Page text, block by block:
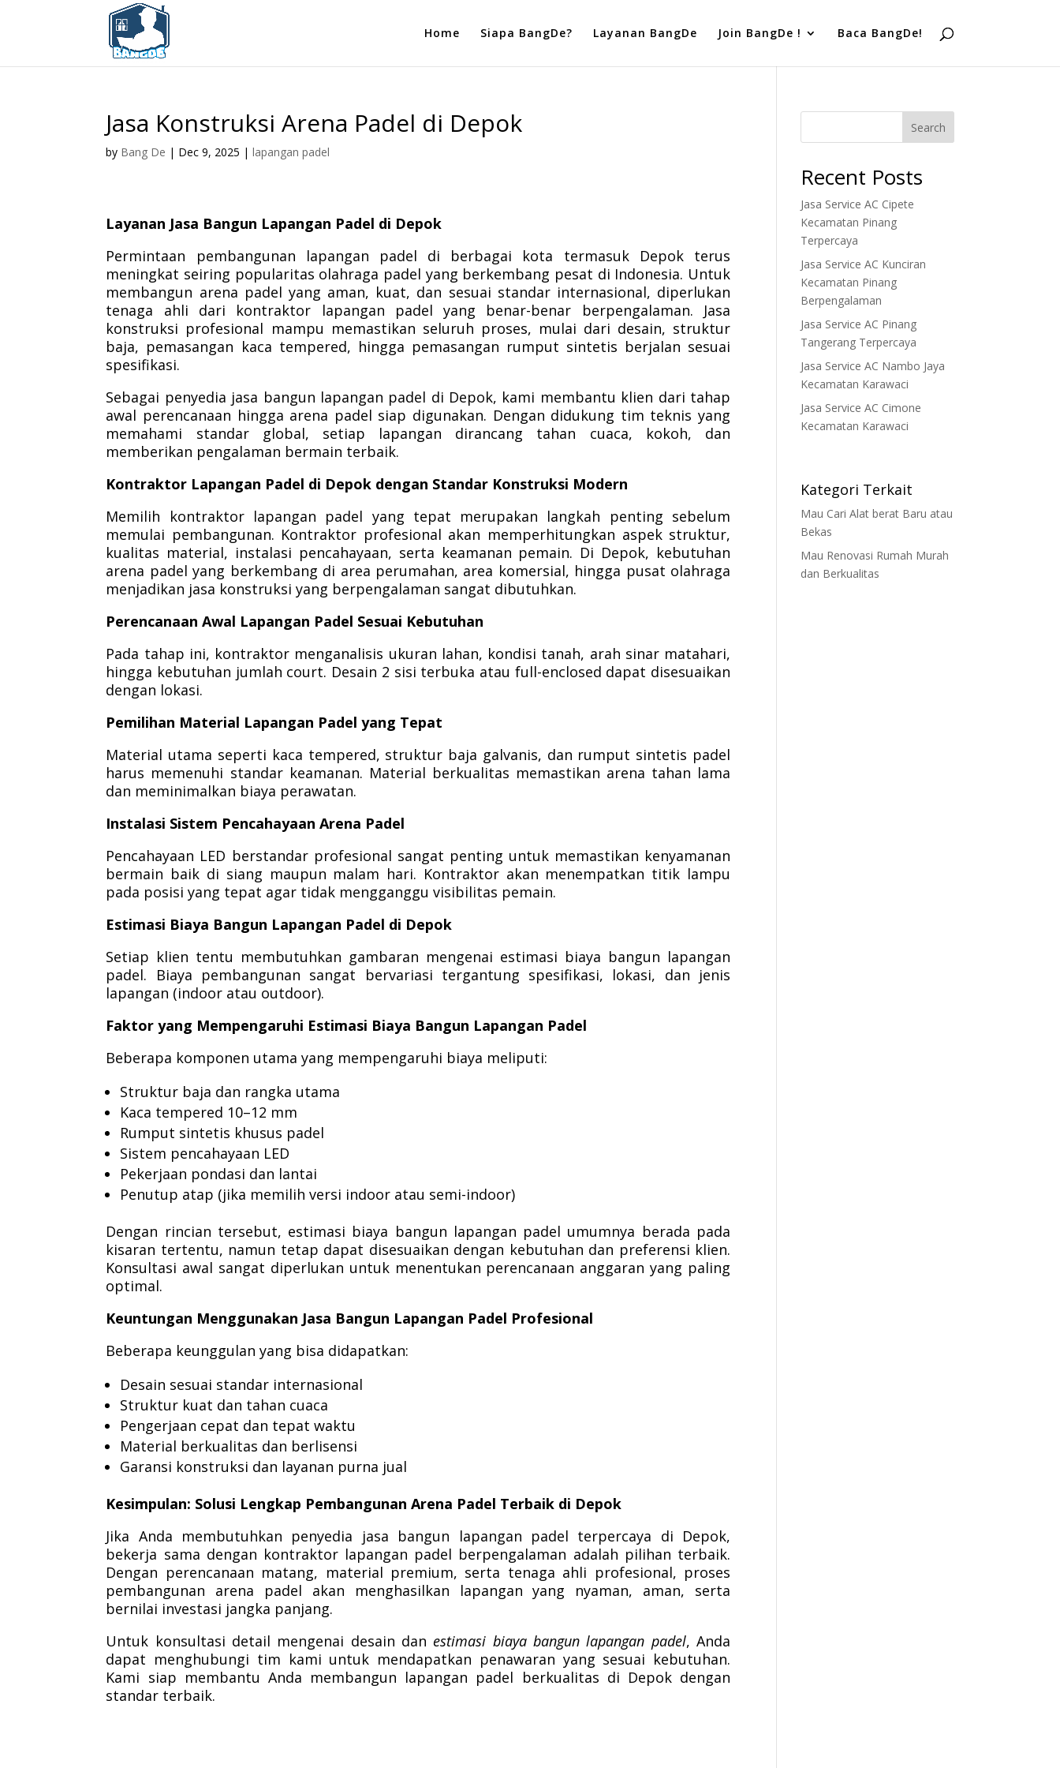
Home Siapa BangDe? Layanan BangDe Join BangDe ! Baca BangDe!
Jasa Konstruksi Arena Padel di Depok
by Bang De | Dec 9, 2025 |lapangan padel
Layanan Jasa Bangun Lapangan Padel di Depok
Permintaan pembangunan lapangan padel di berbagai kota termasuk Depok terus
meningkat seiring popularitas olahraga padel yang berkembang pesat di Indonesia. Untuk
membangun arena padel yang aman, kuat, dan sesuai standar internasional, diperlukan
tenaga ahli dari kontraktor lapangan padel yang benar-benar berpengalaman. Jasa
konstruksi profesional mampu memastikan seluruh proses, mulai dari desain, struktur
baja, pemasangan kaca tempered, hingga pemasangan rumput sintetis berjalan sesuai
spesifikasi.
Sebagai penyedia jasa bangun lapangan padel di Depok, kami membantu klien dari tahap
awal perencanaan hingga arena padel siap digunakan. Dengan didukung tim teknis yang
memahami standar global, setiap lapangan dirancang tahan cuaca, kokoh, dan
memberikan pengalaman bermain terbaik.
Kontraktor Lapangan Padel di Depok dengan Standar Konstruksi Modern
Memilih kontraktor lapangan padel yang tepat merupakan langkah penting sebelum
memulai pembangunan. Kontraktor profesional akan memperhitungkan aspek struktur,
kualitas material, instalasi pencahayaan, serta keamanan pemain. Di Depok, kebutuhan
arena padel yang berkembang di area perumahan, area komersial, hingga pusat olahraga
menjadikan jasa konstruksi yang berpengalaman sangat dibutuhkan.
Perencanaan Awal Lapangan Padel Sesuai Kebutuhan
Pada tahap ini, kontraktor menganalisis ukuran lahan, kondisi tanah, arah sinar matahari,
hingga kebutuhan jumlah court. Desain 2 sisi terbuka atau full-enclosed dapat disesuaikan
dengan lokasi.
Pemilihan Material Lapangan Padel yang Tepat
Material utama seperti kaca tempered, struktur baja galvanis, dan rumput sintetis padel
harus memenuhi standar keamanan. Material berkualitas memastikan arena tahan lama
dan meminimalkan biaya perawatan.
Instalasi Sistem Pencahayaan Arena Padel
Pencahayaan LED berstandar profesional sangat penting untuk memastikan kenyamanan
bermain baik di siang maupun malam hari. Kontraktor akan menempatkan titik lampu
pada posisi yang tepat agar tidak mengganggu visibilitas pemain.
Estimasi Biaya Bangun Lapangan Padel di Depok
Setiap klien tentu membutuhkan gambaran mengenai estimasi biaya bangun lapangan
padel. Biaya pembangunan sangat bervariasi tergantung spesifikasi, lokasi, dan jenis
lapangan (indoor atau outdoor).
Faktor yang Mempengaruhi Estimasi Biaya Bangun Lapangan Padel
Beberapa komponen utama yang mempengaruhi biaya meliputi:
Struktur baja dan rangka utama
Kaca tempered 10–12 mm
Rumput sintetis khusus padel
Sistem pencahayaan LED
Pekerjaan pondasi dan lantai
Penutup atap (jika memilih versi indoor atau semi-indoor)
Dengan rincian tersebut, estimasi biaya bangun lapangan padel umumnya berada pada
kisaran tertentu, namun tetap dapat disesuaikan dengan kebutuhan dan preferensi klien.
Konsultasi awal sangat diperlukan untuk menentukan perencanaan anggaran yang paling
optimal.
Keuntungan Menggunakan Jasa Bangun Lapangan Padel Profesional
Beberapa keunggulan yang bisa didapatkan:
Desain sesuai standar internasional
Struktur kuat dan tahan cuaca
Pengerjaan cepat dan tepat waktu
Material berkualitas dan berlisensi
Garansi konstruksi dan layanan purna jual
Kesimpulan: Solusi Lengkap Pembangunan Arena Padel Terbaik di Depok
Jika Anda membutuhkan penyedia jasa bangun lapangan padel terpercaya di Depok,
bekerja sama dengan kontraktor lapangan padel berpengalaman adalah pilihan terbaik.
Dengan perencanaan matang, material premium, serta tenaga ahli profesional, proses
pembangunan arena padel akan menghasilkan lapangan yang nyaman, aman, serta
bernilai investasi jangka panjang.
Untuk konsultasi detail mengenai desain dan estimasi biaya bangun lapangan padel, Anda
dapat menghubungi tim kami untuk mendapatkan penawaran yang sesuai kebutuhan.
Kami siap membantu Anda membangun lapangan padel berkualitas di Depok dengan
standar terbaik.
Search
Recent Posts
Jasa Service AC Cipete
Kecamatan Pinang
Terpercaya
Jasa Service AC Kunciran
Kecamatan Pinang
Berpengalaman
Jasa Service AC Pinang
Tangerang Terpercaya
Jasa Service AC Nambo Jaya
Kecamatan Karawaci
Jasa Service AC Cimone
Kecamatan Karawaci
Kategori Terkait
Mau Cari Alat berat Baru atau
Bekas
Mau Renovasi Rumah Murah
dan Berkualitas